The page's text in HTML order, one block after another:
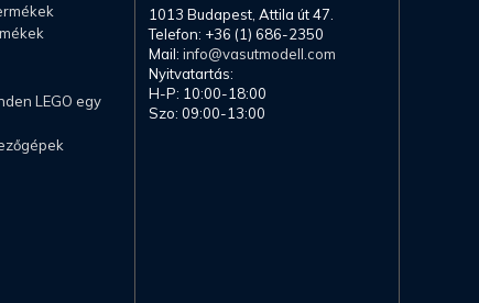
LEGO egy
1013 Budapest, Attila út 47.
Telefon: +36 (1) 686-2350
Mail: info@vasutmodell.com
Nyitvatartás:
H-P: 10:00-18:00
Szo: 09:00-13:00